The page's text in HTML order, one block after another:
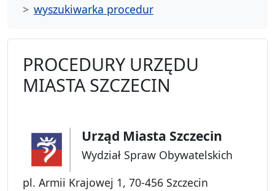
wyszukiwarka procedur
PROCEDURY URZĘDU
MIASTA SZCZECIN
Urząd Miasta Szczecin
Wydział Spraw Obywatelskich
pl. Armii Krajowej 1, 70-456 Szczecin